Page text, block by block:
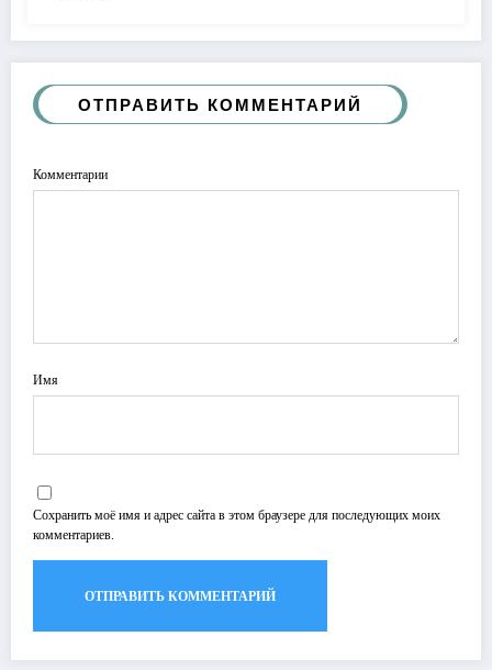
ОТПРАВИТЬ КОММЕНТАРИЙ
Комментарии
Имя
Сохранить моё имя и адрес сайта в этом браузере для последующих моих
комментариев.